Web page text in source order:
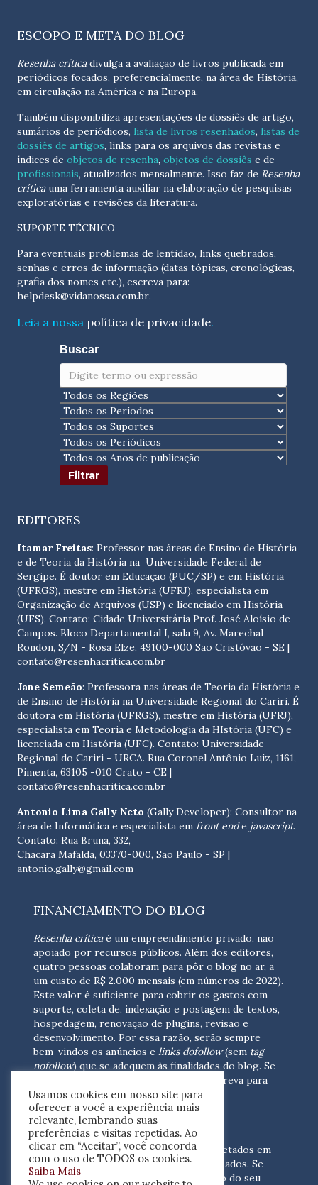
ESCOPO E META DO BLOG
Resenha críticadivulga a avaliação de livros publicada em
periódicos focados, preferencialmente, na área de História,
em circulação na América e na Europa.
Também disponibiliza apresentações de dossiês de artigo,
sumários de periódicos, lista de livros resenhados, listas de
dossiês de artigos, links para os arquivos das revistas e
índices de objetos de resenha, objetos de dossiês e de
profissionais, atualizados mensalmente. Isso faz de Resenha
críticauma ferramenta auxiliar na elaboração de pesquisas
exploratórias e revisões da literatura.
SUPORTE TÉCNICO
Para eventuais problemas de lentidão, links quebrados,
senhas e erros de informação (datas tópicas, cronológicas,
helpdesk@vidanossa.com.br.
Leia a nossa política de privacidade.
Buscar
EDITORES
Itamar Freitas: Professor nas áreas de Ensino de História
e de Teoria da História na Universidade Federal de
Sergipe. É doutor em Educação (PUC/SP) e em História
(UFRGS), mestre em História (UFRJ), especialista em
Organização de Arquivos (USP) e licenciado em História
(UFS). Contato: Cidade Universitária Prof. José Aloísio de
Campos. Bloco Departamental I, sala 9, Av. Marechal
Rondon, S/N - Rosa Elze, 49100-000 São Cristóvão - SE |
contato@resenhacritica.com.br
Jane Semeão: Professora nas áreas de Teoria da História e
de Ensino de História na Universidade Regional do Cariri. É
doutora em História (UFRGS), mestre em História (UFRJ),
especialista em Teoria e Metodologia da HIstória (UFC) e
licenciada em História (UFC). Contato: Universidade
Regional do Cariri - URCA. Rua Coronel Antônio Luíz, 1161,
Pimenta, 63105 -010 Crato - CE |
contato@resenhacritica.com.br
Antonio Lima Gally Neto (Gally Developer): Consultor na
área de Informática e especialista em front ende javascript.
Contato: Rua Bruna, 332,
Chacara Mafalda, 03370-000, São Paulo - SP |
antonio.gally@gmail.com
FINANCIAMENTO DO BLOG
Resenha críticaé um empreendimento privado, não
apoiado por recursos públicos. Além dos editores,
quatro pessoas colaboram para pôr o blog no ar, a
um custo de R$ 2.000 mensais (em números de 2022).
Este valor é suficiente para cobrir os gastos com
suporte, coleta de, indexação e postagem de textos,
hospedagem, renovação de plugins, revisão e
desenvolvimento. Por essa razão, serão sempre
bem-vindos os anúncios e links dofollow(sem tag
nofollow) que se adequem às finalidades do blog. Se
escreva para
nós(contato@resenhacritica.com.br)
FONTES E ACERVO
As resenhas, dossiês e sumários são coletados em
periódicos acadêmicos e sites especializados. Se
você tem interesse em divulgar o acervo do seu
Usamos cookies em nosso site para
oferecer a você a experiência mais
relevante, lembrando suas
preferências e visitas repetidas. Ao
clicar em “Aceitar”, você concorda
com o uso de TODOS os cookies.
Saiba Mais